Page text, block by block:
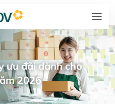
ưu đãi dành cho
2026